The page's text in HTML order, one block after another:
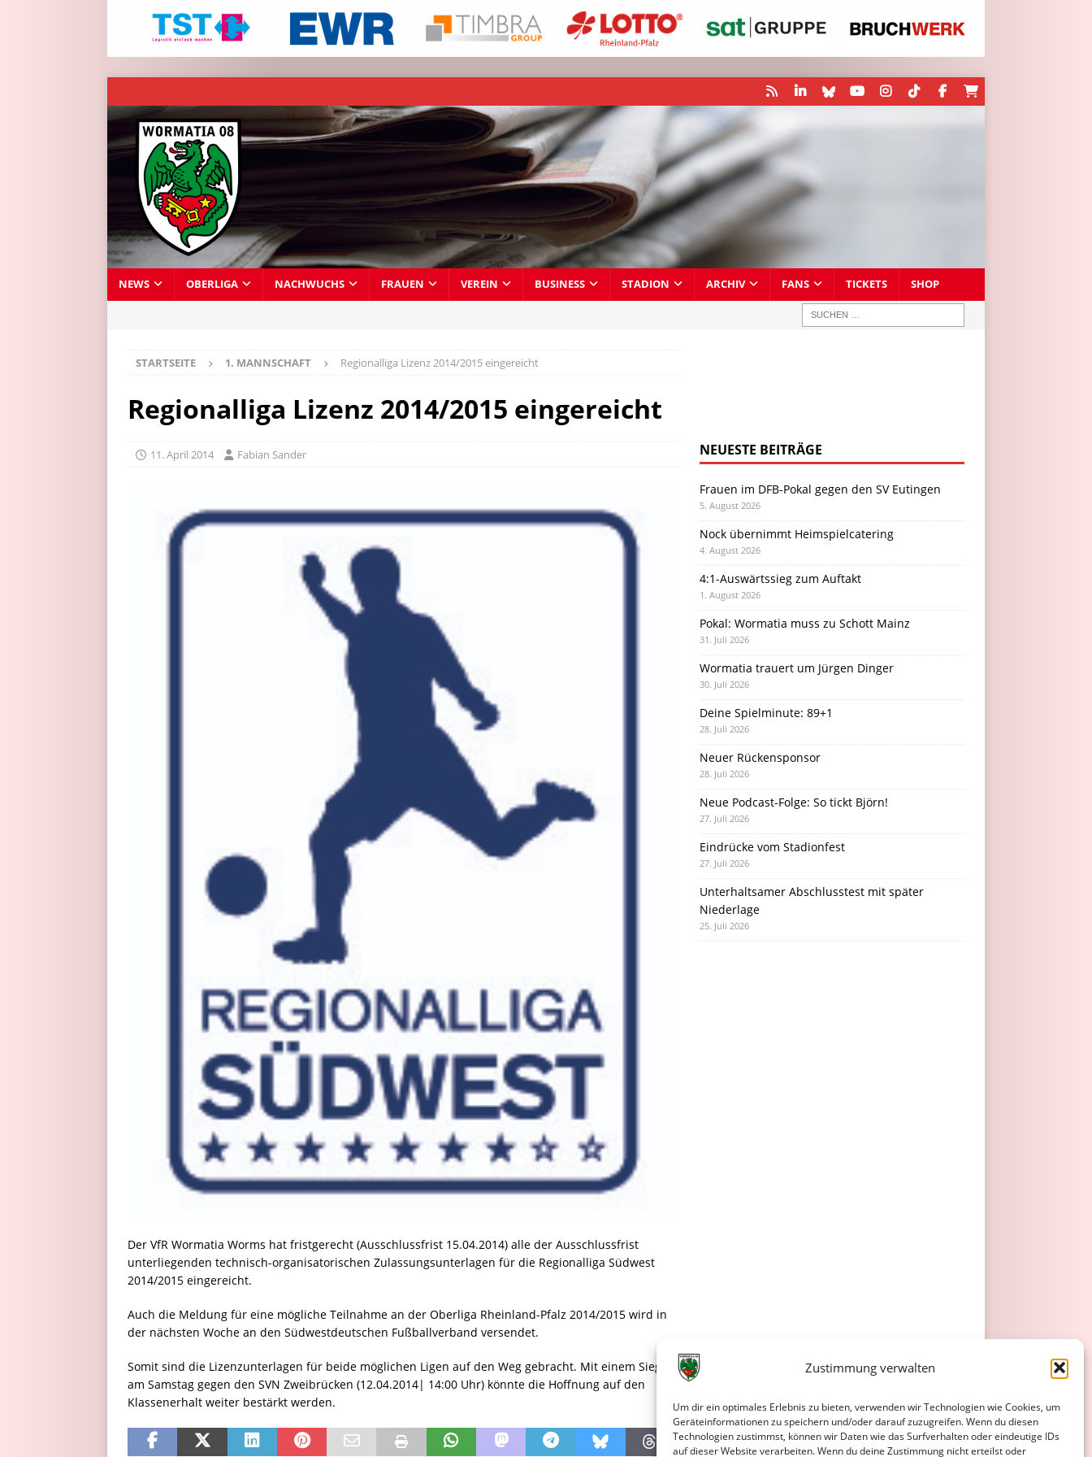
Zustimmung verwalten
Um dir ein optimales Erlebnis zu bieten, verwenden wir Technologien wie Cookies, um
Geräteinformationen zu speichern und/oder darauf zuzugreifen. Wenn du diesen
Technologien zustimmst, können wir Daten wie das Surfverhalten oder eindeutige IDs
auf dieser Website verarbeiten. Wenn du deine Zustimmung nicht erteilst oder
NEWS OBERLIGA NACHWUCHS FRAUEN VEREIN BUSINESS STADION ARCHIV FANS TICKETS SHOP
STARTSEITE 1. MANNSCHAFT Regionalliga Lizenz 2014/2015 eingereicht
Regionalliga Lizenz 2014/2015 eingereicht
11. April 2014 Fabian Sander
Der VfR Wormatia Worms hat fristgerecht (Ausschlussfrist 15.04.2014) alle der Ausschlussfrist
unterliegenden technisch-organisatorischen Zulassungsunterlagen für die Regionalliga Südwest
2014/2015 eingereicht.
Auch die Meldung für eine mögliche Teilnahme an der Oberliga Rheinland-Pfalz 2014/2015 wird in
der nächsten Woche an den Südwestdeutschen Fußballverband versendet.
Somit sind die Lizenzunterlagen für beide möglichen Ligen auf den Weg gebracht. Mit einem Sieg
am Samstag gegen den SVN Zweibrücken (12.04.2014| 14:00 Uhr) könnte die Hoffnung auf den
Klassenerhalt weiter bestärkt werden.
NEUESTE BEITRÄGE
Frauen im DFB-Pokal gegen den SV Eutingen
5. August 2026
Nock übernimmt Heimspielcatering
4. August 2026
4:1-Auswärtssieg zum Auftakt
1. August 2026
Pokal: Wormatia muss zu Schott Mainz
31. Juli 2026
Wormatia trauert um Jürgen Dinger
30. Juli 2026
Deine Spielminute: 89+1
28. Juli 2026
Neuer Rückensponsor
28. Juli 2026
Neue Podcast-Folge: So tickt Björn!
27. Juli 2026
Eindrücke vom Stadionfest
27. Juli 2026
Unterhaltsamer Abschlusstest mit später
Niederlage
25. Juli 2026